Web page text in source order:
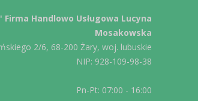
Firma Handlowo Usługowa Lucyna
Mosakowska
2/6, 68-200 Żary, woj. lubuskie
NIP: 928-109-98-38
Pn-Pt: 07:00 - 16:00